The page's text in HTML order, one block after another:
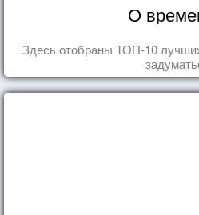
О
Здесь отобраны ТОП-10